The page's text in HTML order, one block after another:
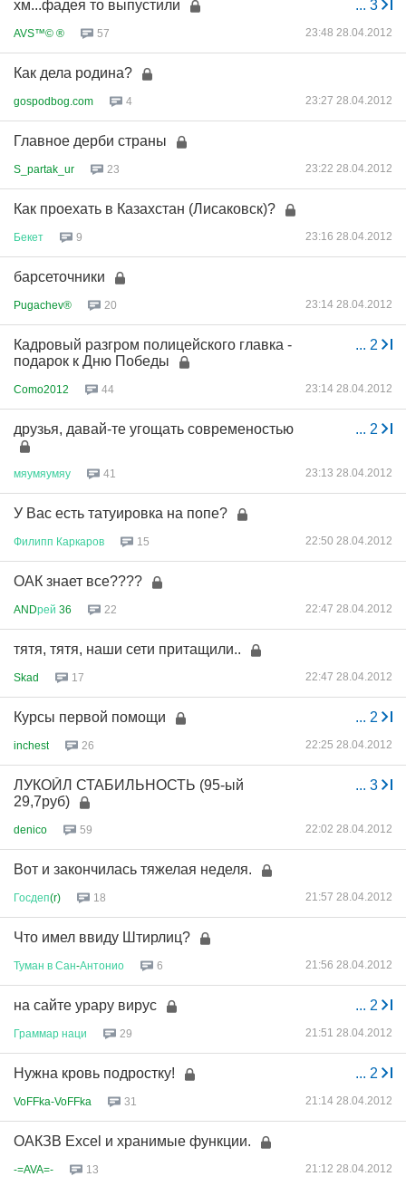
... 3
хм...фадея то выпустили
AVS™© ® 57 23:48 28.04.2012
Как дела родина?
gospodbog.com 4 23:27 28.04.2012
Главное дерби страны
S_partak_ur 23 23:22 28.04.2012
Как проехать в Казахстан (Лисаковск)?
Бекет 9 23:16 28.04.2012
барсеточники
Pugachev® 20 23:14 28.04.2012
... 2
Кадровый разгром полицейского главка -
подарок к Дню Победы
Como2012 44 23:14 28.04.2012
... 2
друзья, давай-те угощать современостью
мяумяумяу 41 23:13 28.04.2012
У Вас есть татуировка на попе?
Филипп Каркаров 15 22:50 28.04.2012
ОАК знает все????
ANDрей 36 22 22:47 28.04.2012
тятя, тятя, наши сети притащили..
Skad 17 22:47 28.04.2012
... 2
Курсы первой помощи
inchest 26 22:25 28.04.2012
... 3
ЛУКОЙЛ СТАБИЛЬНОСТЬ (95-ый
29,7руб)
denico 59 22:02 28.04.2012
Вот и закончилась тяжелая неделя.
Госдеп(r) 18 21:57 28.04.2012
Что имел ввиду Штирлиц?
Туман в Сан-Антонио 6 21:56 28.04.2012
... 2
на сайте урару вирус
Граммар наци 29 21:51 28.04.2012
... 2
Нужна кровь подростку!
VoFFka-VoFFka 31 21:14 28.04.2012
ОАКЗВ Excel и хранимые функции.
-=AVA=- 13 21:12 28.04.2012